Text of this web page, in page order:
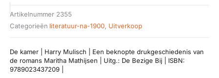
Artikelnummer 2355
Categorieën literatuur-na-1900 Uitverkoop
De kamer | Harry Mulisch | Een beknopte drukgeschiedenis van
de romans Maritha Mathijsen | Uitg.: De Bezige Bij | ISBN:
9789023437209 |